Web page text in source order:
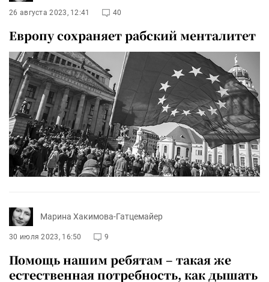
26 августа 2023, 12:41 40
Европу сохраняет рабский менталитет
Марина Хакимова-Гатцемайер
30 июля 2023, 16:50 9
Помощь нашим ребятам – такая же
естественная потребность, как дышать